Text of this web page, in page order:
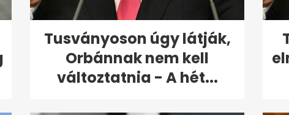
Tusványoson úgy látják,
Orbánnak nem kell
változtatnia - A hét...